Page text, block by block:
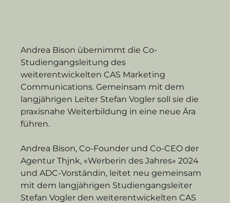
Andrea Bison übernimmt die Co-
Studiengangsleitung des
weiterentwickelten CAS Marketing
Communications. Gemeinsam mit dem
langjährigen Leiter Stefan Vogler soll sie die
praxisnahe Weiterbildung in eine neue Ära
führen.
Andrea Bison, Co-Founder und Co-CEO der
Agentur Thjnk, «Werberin des Jahres» 2024
und ADC-Vorständin, leitet neu gemeinsam
mit dem langjährigen Studiengangsleiter
Stefan Vogler den weiterentwickelten CAS